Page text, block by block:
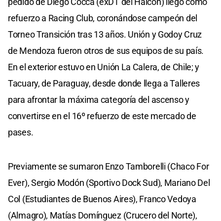
refuerzo a Racing Club, coronándose campeón del
Torneo Transición tras 13 años. Unión y Godoy Cruz
de Mendoza fueron otros de sus equipos de su país.
En el exterior estuvo en Unión La Calera, de Chile; y
Tacuary, de Paraguay, desde donde llega a Talleres
para afrontar la máxima categoría del ascenso y
convertirse en el 16º refuerzo de este mercado de
pases.
Previamente se sumaron Enzo Tamborelli (Chaco For
Ever), Sergio Modón (Sportivo Dock Sud), Mariano Del
Col (Estudiantes de Buenos Aires), Franco Vedoya
(Almagro), Matías Domínguez (Crucero del Norte),